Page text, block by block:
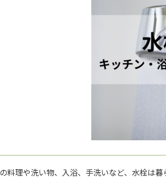
料理や洗い物、入浴、手洗いなど、水栓は